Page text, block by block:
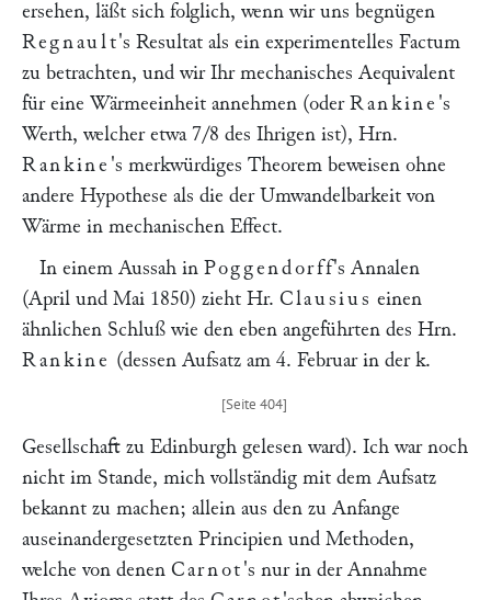
ersehen, läßt sich folglich, wenn wir uns begnügen
Regnault's Resultat als ein experimentelles Factum
zu betrachten, und wir Ihr mechanisches Aequivalent
für eine Wärmeeinheit annehmen (oder Rankine 's
Werth, welcher etwa 7/8 des Ihrigen ist), Hrn.
Rankine 's merkwürdiges Theorem beweisen ohne
andere Hypothese als die der Umwandelbarkeit von
Wärme in mechanischen Effect.
In einem Aussah in Poggendorff's Annalen
(April und Mai 1850) zieht Hr. Clausius einen
ähnlichen Schluß wie den eben angeführten des Hrn.
Rankine (dessen Aufsatz am 4. Februar in der k.
Gesellschaft zu Edinburgh gelesen ward). Ich war noch
nicht im Stande, mich vollständig mit dem Aufsatz
bekannt zu machen; allein aus den zu Anfange
auseinandergesetzten Principien und Methoden,
welche von denen Carnot 's nur in der Annahme